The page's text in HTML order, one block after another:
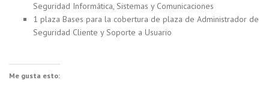
Seguridad Informática, Sistemas y Comunicaciones
1 plaza Bases para la cobertura de plaza de Administrador de
Seguridad Cliente y Soporte a Usuario
Me gusta esto: